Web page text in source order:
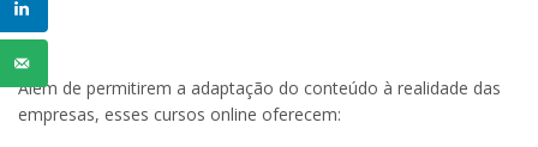
Além de permitirem a adaptação do conteúdo à realidade das
empresas, esses cursos online oferecem: